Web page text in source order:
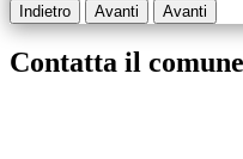
Indietro Avanti Avanti
Contatta il comune